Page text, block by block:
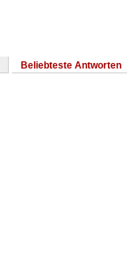
Beliebteste Antworten